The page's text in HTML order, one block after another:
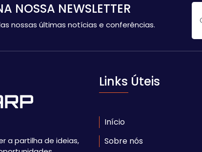
NOSSA NEWSLETTER
nossas últimas notícias e conferências.
a partilha de ideias,
Links Úteis
Início
Sobre nós